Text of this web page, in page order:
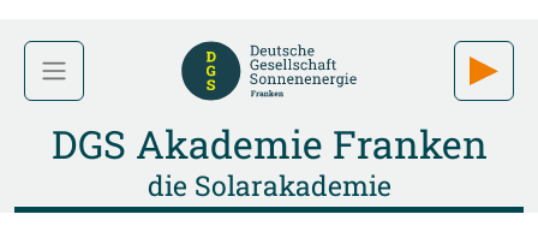
DGS Akademie Franken
die Solarakademie